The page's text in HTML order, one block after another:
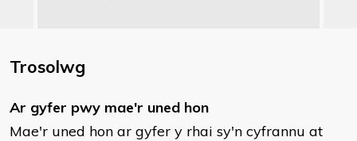
Trosolwg
Ar gyfer pwy mae'r uned hon
Mae'r uned hon ar gyfer y rhai sy'n cyfrannu at